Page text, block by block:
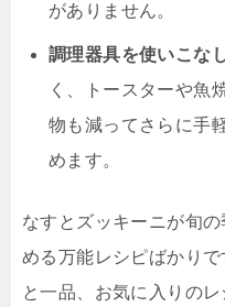
がありません。
調理器具を使いこな
く、トースターや魚
物も減ってさらに手
めます。
なすとズッキーニが旬
める万能レシピばかり
と一品、お気に入りの